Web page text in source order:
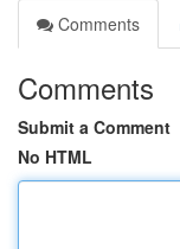
Comments
Comments
Submit a Comment
No HTML